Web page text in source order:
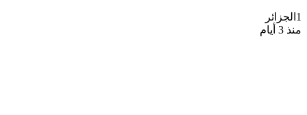
1 الجزائر
منذ 3 أيام